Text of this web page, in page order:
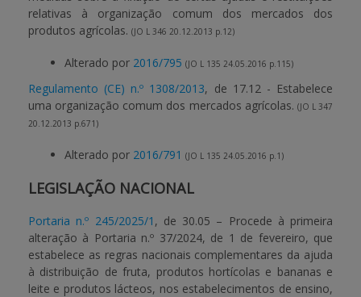
relativas à organização comum dos mercados dos
produtos agrícolas. (JO L 346 20.12.2013 p.12)
Alterado por 2016/795 (JO L 135 24.05.2016 p.115)
Regulamento (CE) n.º 1308/2013, de 17.12 - Estabelece
uma organização comum dos mercados agrícolas. (JO L 347
20.12.2013 p.671)
Alterado por 2016/791 (JO L 135 24.05.2016 p.1)
LEGISLAÇÃO NACIONAL
Portaria n.º 245/2025/1 , de 30.05 – Procede à primeira
alteração à Portaria n.º 37/2024, de 1 de fevereiro, que
estabelece as regras nacionais complementares da ajuda
à distribuição de fruta, produtos hortícolas e bananas e
leite e produtos lácteos, nos estabelecimentos de ensino,